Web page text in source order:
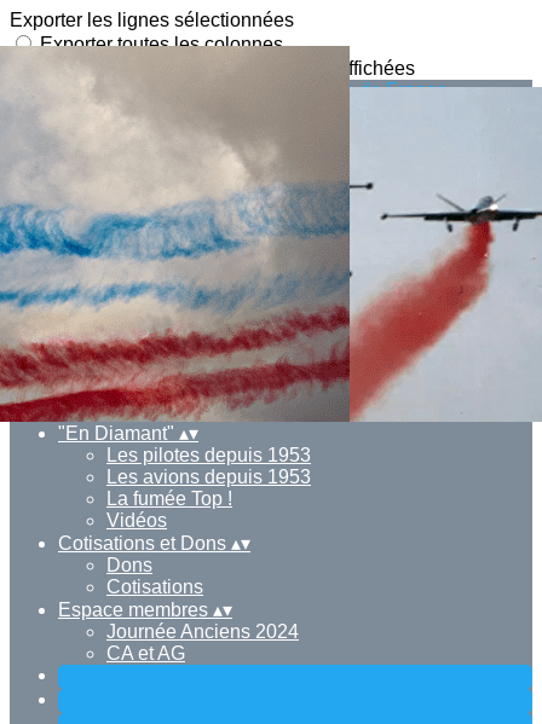
Exporter les lignes sélectionnées
Exporter toutes les colonnes
Exporter uniquement les colonnes affichées
Menu
Ajoutez un logo, un bouton, des réseaux sociaux
Cliquez pour éditer
Actualités▴▾
L' association ▴
L' association
Le bureau
Contact
BOUTIQUE EN LIGNE ▴▾
"En Diamant" ▴▾
Les pilotes depuis 1953
Les avions depuis 1953
La fumée Top !
Vidéos
Cotisations et Dons ▴▾
Dons
Cotisations
Espace membres ▴▾
Journée Anciens 2024
CA et AG